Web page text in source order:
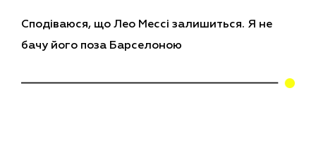
Сподіваюся, що Лео Мессі залишиться. Я не
бачу його поза Барселоною